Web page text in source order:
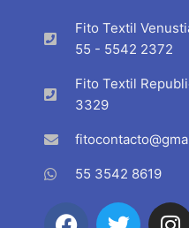
Fito Textil
55 - 5542 2372
Fito Textil
3329
55 3542 8619
F
T
I